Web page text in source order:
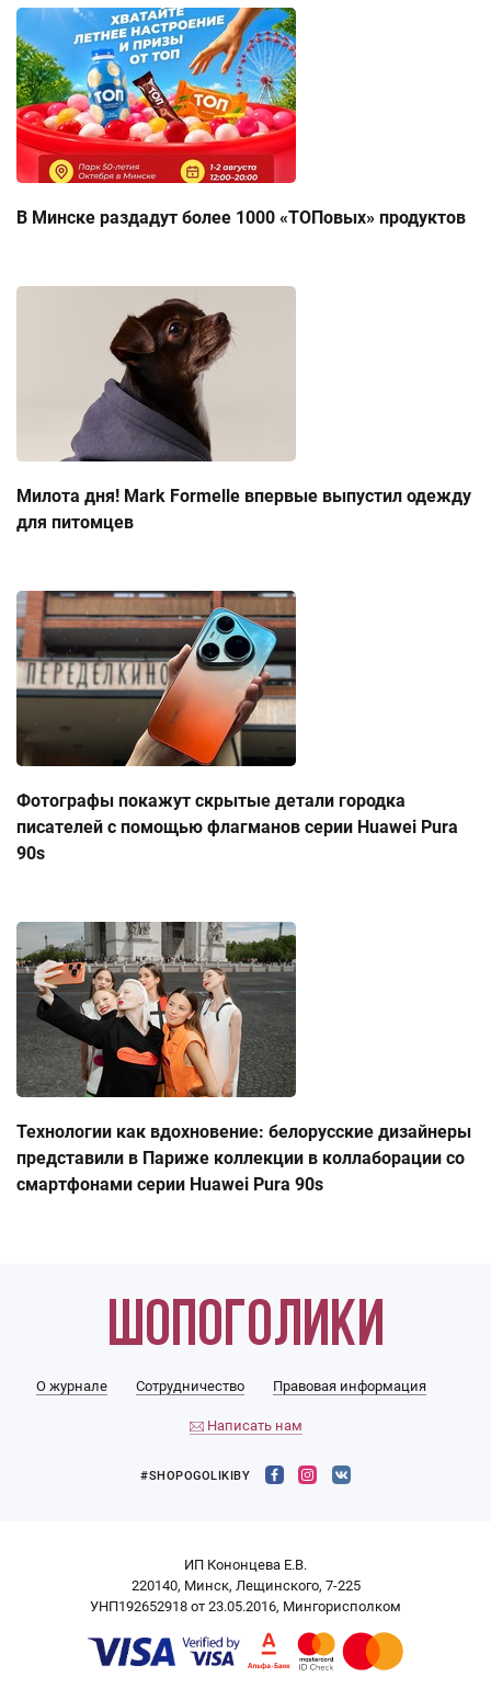
В Минске раздадут более 1000 «ТОПовых» продуктов
Милота дня! Mark Formelle впервые выпустил одежду
для питомцев
Фотографы покажут скрытые детали городка
писателей с помощью флагманов серии Huawei Pura
90s
Технологии как вдохновение: белорусские дизайнеры
представили в Париже коллекции в коллаборации со
смартфонами серии Huawei Pura 90s
О журнале Сотрудничество Правовая информация
Написать нам
#SHOPOGOLIKIBY
ИП Кононцева Е.В.
220140, Минск, Лещинского, 7-225
УНП192652918 от 23.05.2016, Мингорисполком